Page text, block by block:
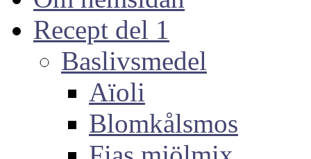
Recept del 1
Baslivsmedel
Aïoli
Blomkålsmos